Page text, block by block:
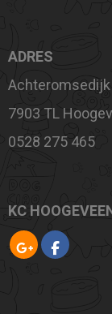
ADRES
Achteromsedijk
7903 TL
0528 275 465
KC